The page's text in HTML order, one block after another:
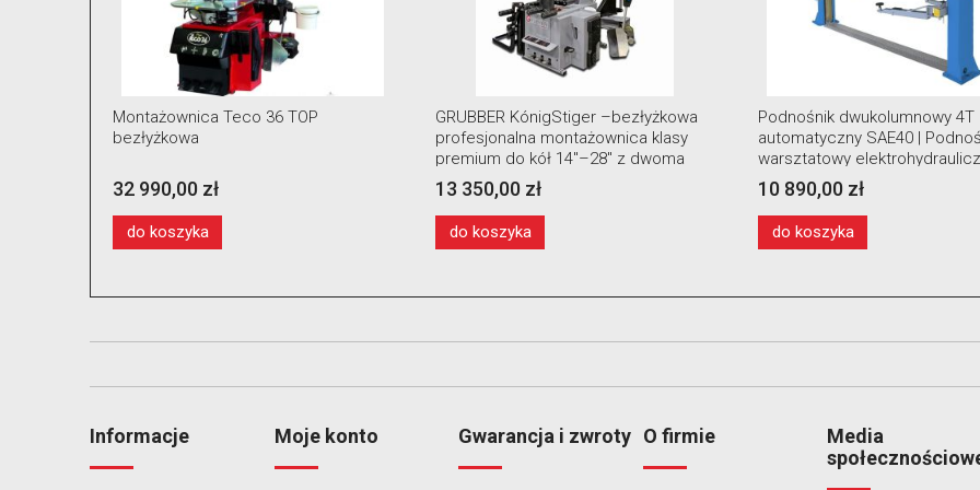
GRUBBER KónigStiger –bezłyżkowa
profesjonalna montażownica klasy
ramionami pomocniczymi i windą
koła
13 350,00 zł
do koszyka
Podnośnik dwukolumnowy 4T
automatyczny SAE40 | Podnośnik
warsztatowy elektrohydrauliczny
10 890,00 zł
do koszyka
Montażownica mobilna Grubber
T5782 MOVI ciężarowa
23 400,00 zł
do koszyka
Informacje Moje konto Gwarancja i zwroty O firmie
Media